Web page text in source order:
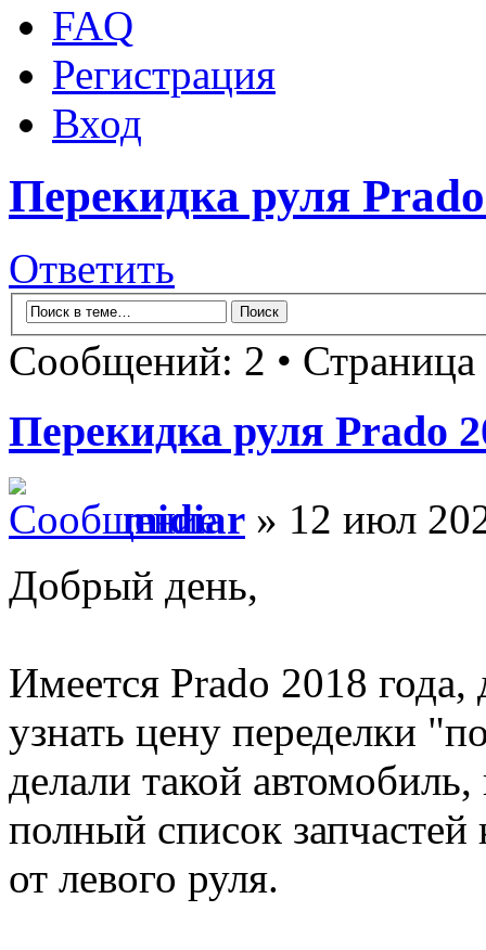
FAQ
Регистрация
Вход
Перекидка руля
Ответить
Сообщений: 2 • Страница
Перекидка руля Prado
midiar » 12 июл
Добрый день,
Имеется Prado 2018
узнать цену переделки
делали такой
полный список
от левого руля.